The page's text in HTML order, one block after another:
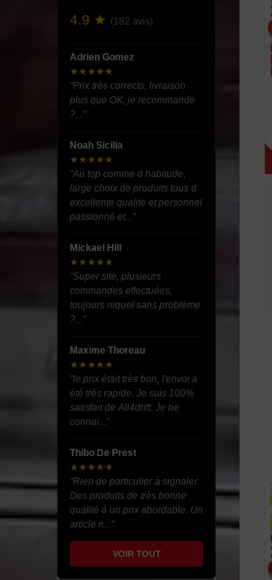
4.9 ★ (182 avis)
Adrien Gomez
★★★★★
"Prix très corrects, livraison
plus que OK, je recommande
?..."
Noah Sicilia
★★★★★
"Au top comme d habitude,
large choix de produits tous d
excellente qualité et personnel
passionné et..."
Mickael Hill
★★★★★
"Super site, plusieurs
commandes effectuées,
toujours niquel sans problème
?..."
Maxime Thoreau
★★★★★
"le prix était très bon, l'envoi a
été très rapide. Je suis 100%
satisfait de All4drift. Je ne
connai..."
Thibo De Prest
★★★★★
"Rien de particulier à signaler.
Des produits de très bonne
qualité à un prix abordable. Un
article n..."
VOIR TOUT